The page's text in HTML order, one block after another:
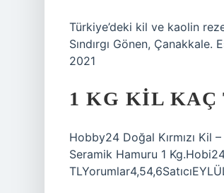
Türkiye’deki kil ve kaolin
Sındırgı Gönen,
2021
1 KG KIL KAÇ
Hobby24 Doğal Kırmızı Kil
Seramik Hamuru 1